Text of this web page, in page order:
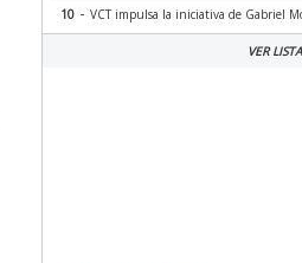
10 - VCT impulsa la iniciativa de Gabriel
VER